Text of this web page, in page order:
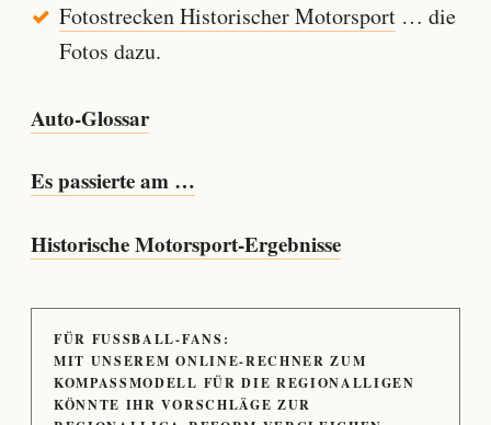
Fotostrecken Historischer Motorsport… die
Fotos dazu.
Auto-Glossar
Es passierte am …
Historische Motorsport-Ergebnisse
FÜR FUSSBALL-FANS:
MIT UNSEREM ONLINE-RECHNER ZUM
KOMPASSMODELL FÜR DIE REGIONALLIGEN
KÖNNTE IHR VORSCHLÄGE ZUR